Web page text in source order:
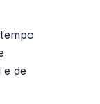
e de